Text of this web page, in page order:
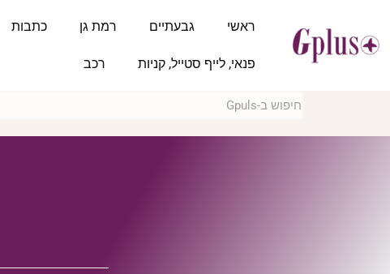
ראשי גבעתיים רמת גן כתבות
פנאי, לייף סטייל, קניות רכב